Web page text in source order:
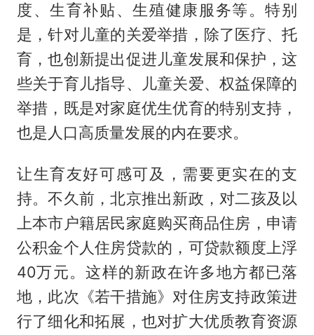
度、生育补贴、生殖健康服务等。特别
是，针对儿童的关爱举措，除了医疗、托
育，也创新提出促进儿童发展和保护，这
些关于育儿指导、儿童关爱、权益保障的
举措，既是对家庭优生优育的特别支持，
也是人口高质量发展的内在要求。
让生育友好可感可及，需要更实在的支
持。不久前，北京推出新政，对二孩及以
上本市户籍居民家庭购买商品住房，申请
公积金个人住房贷款的，可贷款额度上浮
40万元。这样的新政在许多地方都已落
地，此次《若干措施》对住房支持政策进
行了细化和拓展，也对扩大优质教育资源